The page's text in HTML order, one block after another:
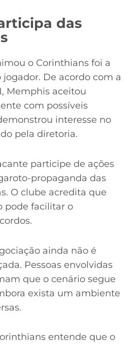
das
o Corinthians foi a
De acordo com a
Memphis aceitou
com possíveis
interesse no
pela diretoria.
participe de ações
propaganda das
O clube acredita que
pode facilitar o
ainda não é
Pessoas envolvidas
que o cenário segue
exista um ambiente
entende que o